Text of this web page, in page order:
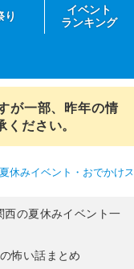
り
イベント
ランキング
が一部、昨年の情
ださい。
休みイベント・おでかけ
の夏休みイベント一
怖い話まとめ